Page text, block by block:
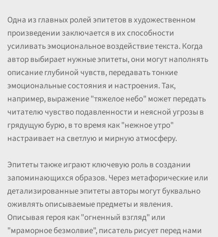
Одна из главных ролей эпитетов в художественном
произведении заключается в их способности
усиливать эмоциональное воздействие текста. Когда
автор выбирает нужные эпитеты, они могут наполнять
описание глубиной чувств, передавать тонкие
эмоциональные состояния и настроения. Так,
например, выражение "тяжелое небо" может передать
читателю чувство подавленности и неясной угрозы в
грядущую бурю, в то время как "нежное утро"
настраивает на светлую и мирную атмосферу.
Эпитеты также играют ключевую роль в создании
запоминающихся образов. Через метафорические или
детализированные эпитеты авторы могут буквально
оживлять описываемые предметы и явления.
Описывая героя как "огненный взгляд" или
"мраморное безмолвие", писатель рисует перед нами